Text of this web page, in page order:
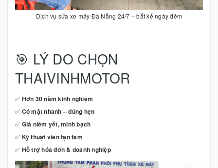
Dịch vụ sửa xe máy Đà Nẵng 24/7 – bất kể ngày đêm
🎯 LÝ DO CHỌN
THAIVINHMOTOR
✅ Hơn 30 năm kinh nghiệm
✅ Có mặt nhanh – đúng hẹn
✅ Giá niêm yết, minh bạch
✅ Kỹ thuật viên tận tâm
✅ Hỗ trợ hóa đơn & doanh nghiệp